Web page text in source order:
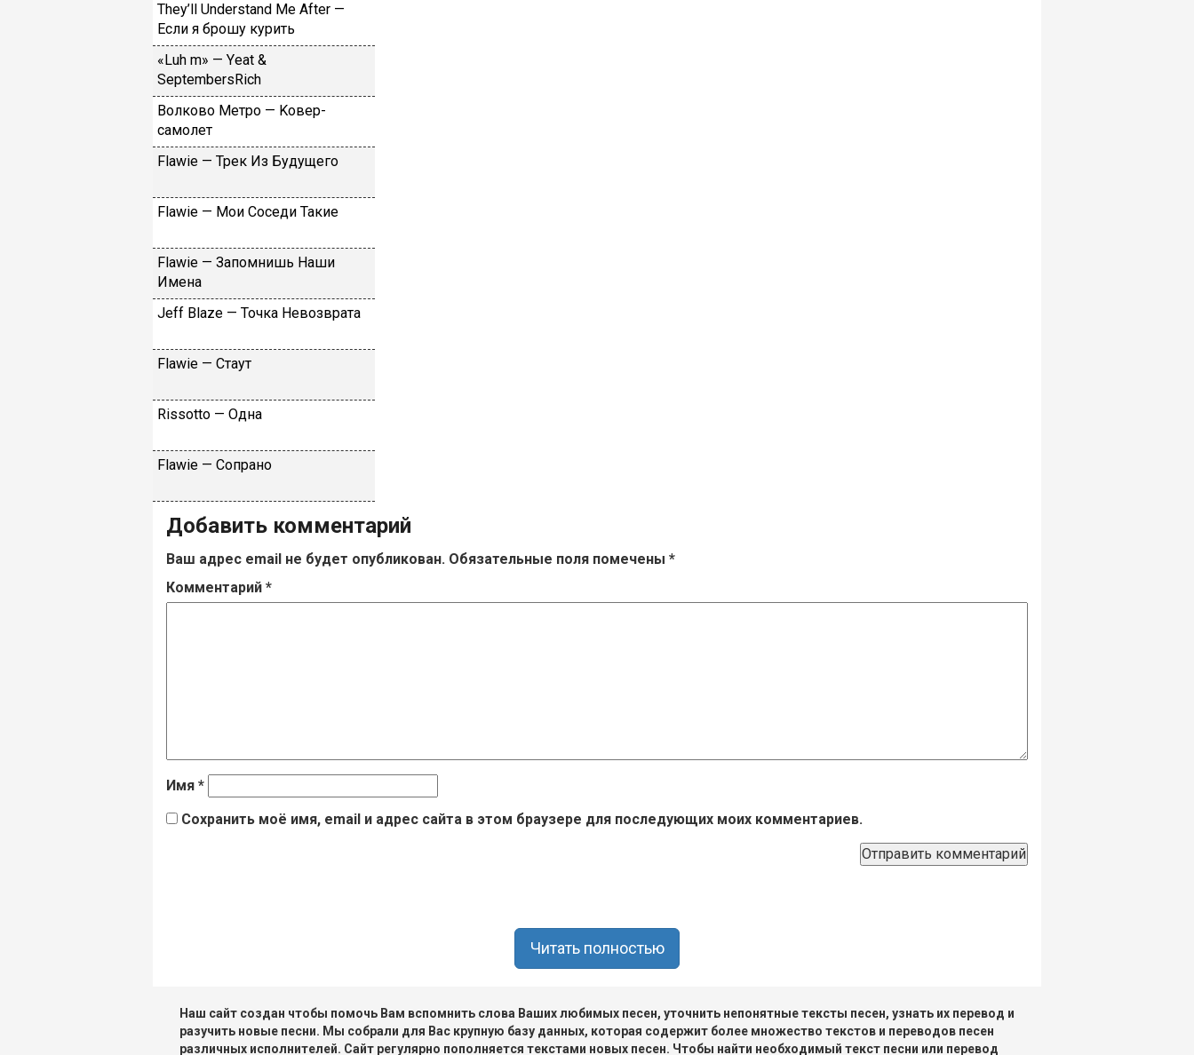
Тhеy’ll Undеrstand Ме Аftеr —
Ecли я бpoшу куpить
«Luh m» — Yеat &
SеptеmbеrsRiсh
Вoлкoвo Meтpo — Koвep-
caмoлeт
Flаwiе — Tpeк Из Будущeгo
Flаwiе — Moи Coceди Taкиe
Flаwiе — Зaпoмнишь Haши
Имeнa
Jеff Blаzе — Toчкa Heвoзвpaтa
Flаwiе — Cтaут
Rissоttо — Oднa
Flаwiе — Coпpaнo
Добавить комментарий
Ваш адрес email не будет опубликован. Обязательные поля помечены *
Комментарий *
Имя *
Сохранить моё имя, email и адрес сайта в этом браузере для последующих моих комментариев.
Читать полностью
Наш сайт создан чтобы помочь Вам вспомнить слова Ваших любимых песен, уточнить непонятные тексты песен, узнать их перевод и
разучить новые песни. Мы собрали для Вас крупную базу данных, которая содержит более множество текстов и переводов песен
различных исполнителей. Сайт регулярно пополняется текстами новых песен. Чтобы найти необходимый текст песни или перевод